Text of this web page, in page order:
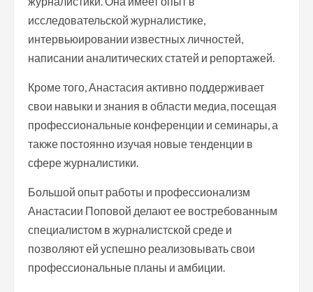
исследовательской журналистике,
интервьюировании известных личностей,
написании аналитических статей и репортажей.
Кроме того, Анастасия активно поддерживает
свои навыки и знания в области медиа, посещая
профессиональные конференции и семинары, а
также постоянно изучая новые тенденции в
сфере журналистики.
Большой опыт работы и профессионализм
Анастасии Поповой делают ее востребованным
специалистом в журналистской среде и
позволяют ей успешно реализовывать свои
профессиональные планы и амбиции.